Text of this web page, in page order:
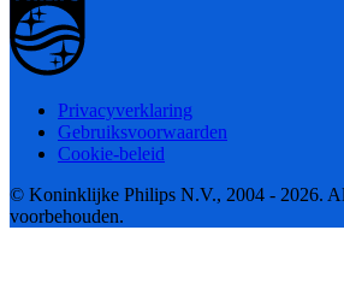
Privacyverklaring
Gebruiksvoorwaarden
Cookie-beleid
© Koninklijke Philips N.V., 2004 - 2026.
voorbehouden.